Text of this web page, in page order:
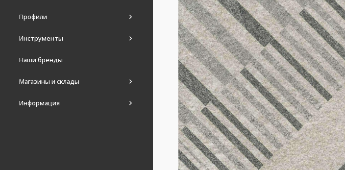
Профили
Инструменты
Наши бренды
Магазины и склады
Информация